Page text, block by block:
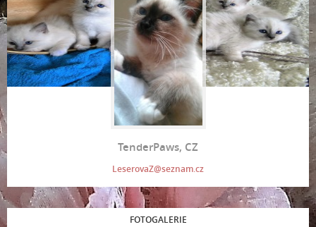
TenderPaws, CZ
LeserovaZ@seznam.cz
FOTOGALERIE